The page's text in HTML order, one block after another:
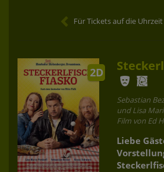
Für Tickets auf die
2D
Sebastian
und Lisa
Film von Ed
Liebe